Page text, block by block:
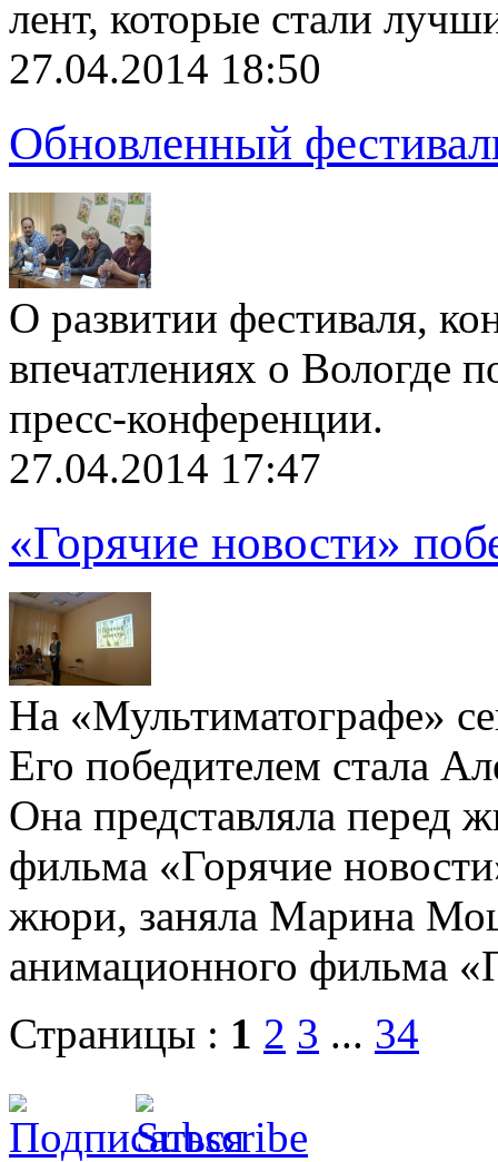
лент, которые стали
27.04.2014 18:50
Обновленный
О развитии фестиваля,
впечатлениях о Вологде
пресс-конференции.
27.04.2014 17:47
«Горячие новости»
На «Мультиматографе»
Его победителем стала
Она представляла перед
фильма «Горячие
жюри, заняла Марина
анимационного фильма
Страницы : 1 2 3 ... 34